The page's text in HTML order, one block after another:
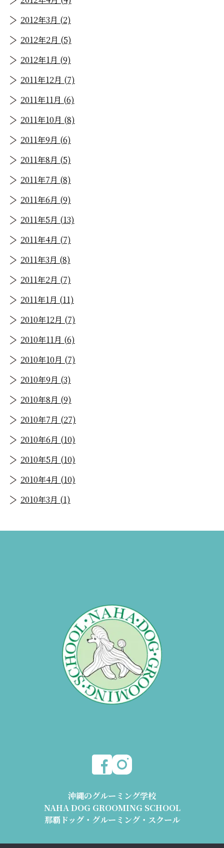
2012年3月 (2)
2012年2月 (5)
2012年1月 (9)
2011年12月 (7)
2011年11月 (6)
2011年10月 (8)
2011年9月 (6)
2011年8月 (5)
2011年7月 (8)
2011年6月 (9)
2011年5月 (13)
2011年4月 (7)
2011年3月 (8)
2011年2月 (7)
2011年1月 (11)
2010年12月 (7)
2010年11月 (6)
2010年10月 (7)
2010年9月 (3)
2010年8月 (9)
2010年7月 (27)
2010年6月 (10)
2010年5月 (10)
2010年4月 (10)
2010年3月 (1)
沖縄のグルーミング学校
NAHA DOG GROOMING SCHOOL
那覇ドッグ・グルーミング・スクール